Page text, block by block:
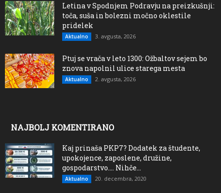
Letina v Spodnjem Podravju na preizkušnji:
toča, suša in bolezni močno oklestile
pridelek
Aktualno 3. avgusta, 2026
Ptuj se vrača v leto 1300: Ožbaltov sejem bo
znova napolnil ulice starega mesta
Aktualno 2. avgusta, 2026
NAJBOLJ KOMENTIRANO
Kaj prinaša PKP7? Dodatek za študente,
upokojence, zaposlene, družine,
gospodarstvo…. Nihče...
Aktualno 20. decembra, 2020